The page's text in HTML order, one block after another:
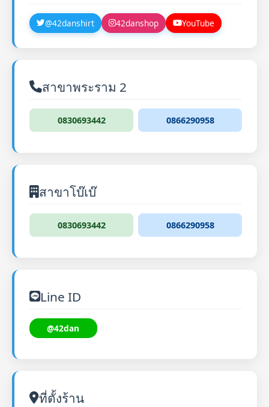
@42danshirt 42danshop YouTube
สาขาพระราม 2
0830693442 0866290958
สาขาโบ๊เบ๊
0830693442 0866290958
Line ID
@42dan
ที่ตั้งร้าน